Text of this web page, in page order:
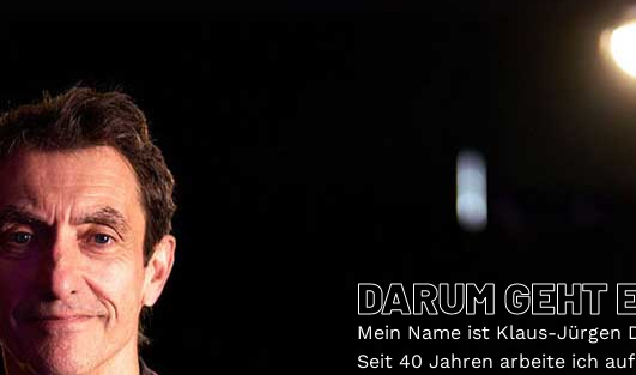
DARUM GEHT
Mein Name ist Klaus-Jürgen
Seit 40 Jahren arbeite ich